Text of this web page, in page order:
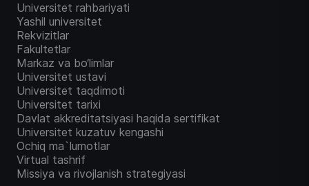
Universitet rahbariyati
Yashil universitet
Rekvizitlar
Fakultetlar
Markaz va bo‘limlar
Universitet ustavi
Universitet taqdimoti
Universitet tarixi
Davlat akkreditatsiyasi haqida sertifikat
Universitet kuzatuv kengashi
Ochiq ma`lumotlar
Virtual tashrif
Missiya va rivojlanish strategiyasi